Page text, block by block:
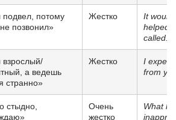
подвел, потому
позвонил»
Жестко
It
helped
called.
взрослый/
а ведешь
странно»
Жестко
I
from
стыдно,
Очень
жестко
What